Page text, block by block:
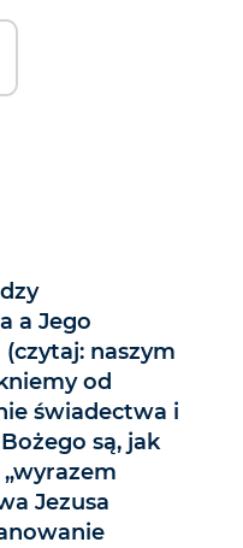
a Jego
naszym
od
świadectwa i
są, jak
„wyrazem
Jezusa